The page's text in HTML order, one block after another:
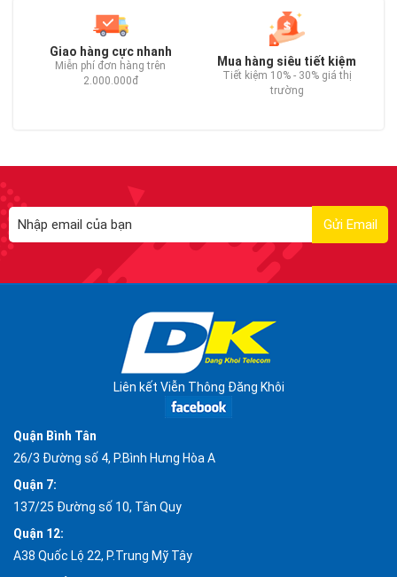
Giao hàng cực nhanh
Miễn phí đơn hàng trên
2.000.000đ
Mua hàng siêu tiết kiệm
Tiết kiệm 10% - 30% giá thị
trường
Liên kết Viễn Thông Đăng Khôi
Quận Bình Tân
26/3 Đường số 4, P.Bình Hưng Hòa A
Quận 7:
137/25 Đường số 10, Tân Quy
Quận 12:
A38 Quốc Lộ 22, P.Trung Mỹ Tây